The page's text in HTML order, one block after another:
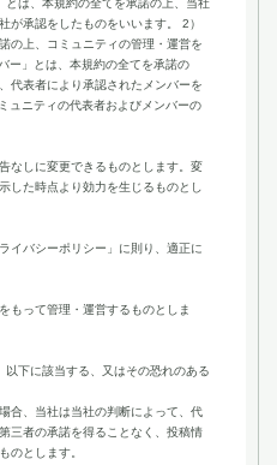
は、本規約の全てを承諾の上、当社
が承認をしたものをいいます。 2）
の上、コミュニティの管理・運営を
ー」とは、本規約の全てを承諾の
代表者により承認されたメンバーを
ュニティの代表者およびメンバーの
なしに変更できるものとします。変
した時点より効力を生じるものとし
イバシーポリシー」に則り、適正に
もって管理・運営するものとしま
下に該当する、又はその恐れのある
合、当社は当社の判断によって、代
三者の承諾を得ることなく、投稿情
のとします。